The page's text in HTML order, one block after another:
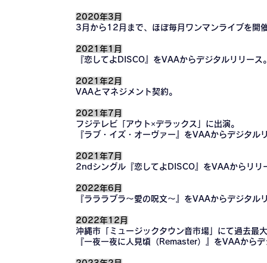
2020年3月
3月から12月まで、ほぼ毎月ワンマンライブを開
2021年1月
『恋してよDISCO』をVAAからデジタルリリース
2021年2月
VAAとマネジメント契約。
2021年7月
フジテレビ「アウト×デラックス」に出演。
『ラブ・イズ・オーヴァー』をVAAからデジタル
2021年7月
2ndシングル『恋してよDISCO』をVAAからリリ
2022年6月
『ラララブラ〜愛の呪文〜』をVAAからデジタル
2022年12月
沖縄市「ミュージックタウン音市場」にて過去最
『一夜一夜に人見頃（Remaster）』をVAAから